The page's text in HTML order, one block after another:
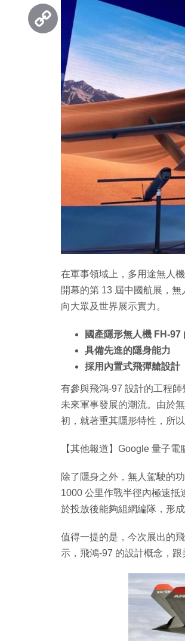
在軍事領域上，多用途無人
開幕的第 13 屆中國航展，
向大眾及世界展示實力。
國產隱形無人機 FH-97
具備先進的隱身能力
採用內置式飛彈艙設計
有參與飛鴻-97 設計的工程
未來軍事發展的潮流。由於
初，就著重其隱形特性，所
【其他報道】Google 量子
除了隱身之外，無人駕駛的
1000 公里作戰半徑內極速抵
於投放後能夠組網編隊，形
值得一提的是，今次展出的
示，飛鴻-97 的設計概念，跟
Threads
Copy
Link